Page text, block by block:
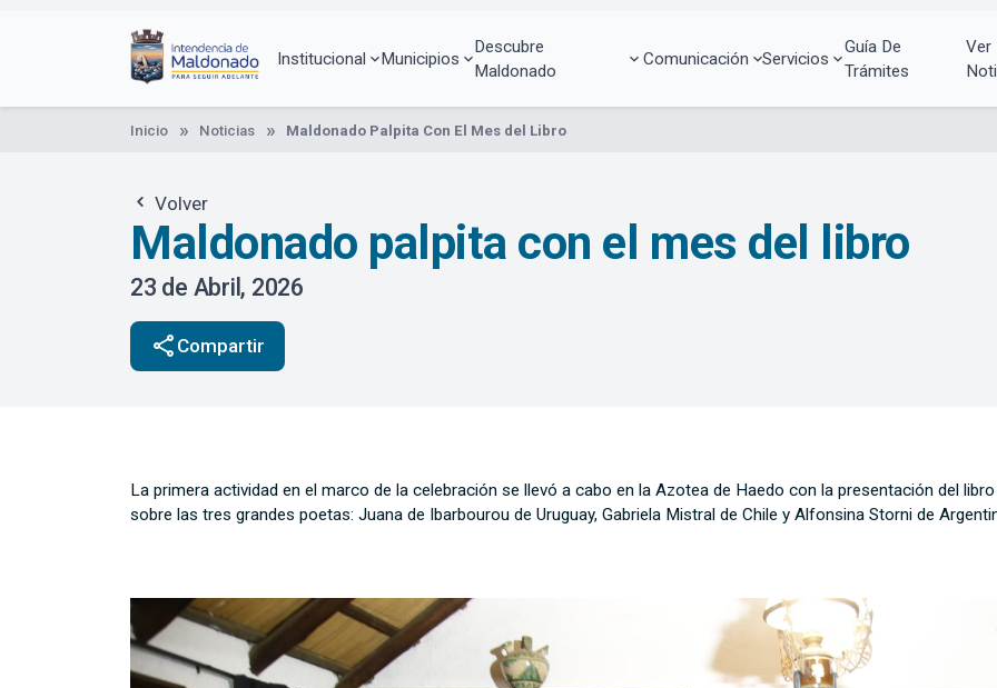
Institucional Municipios
Descubre
Maldonado
Comunicación Servicios
Guía De
Trámites
Ver
Inicio Noticias Maldonado Palpita Con El Mes del Libro
Volver
Maldonado palpita con el mes del libro
23 de Abril, 2026
share Compartir
La primera actividad en el marco de la celebración se llevó a cabo en la Azotea de Haedo con la presentación del
sobre las tres grandes poetas: Juana de Ibarbourou de Uruguay, Gabriela Mistral de Chile y Alfonsina Storni de